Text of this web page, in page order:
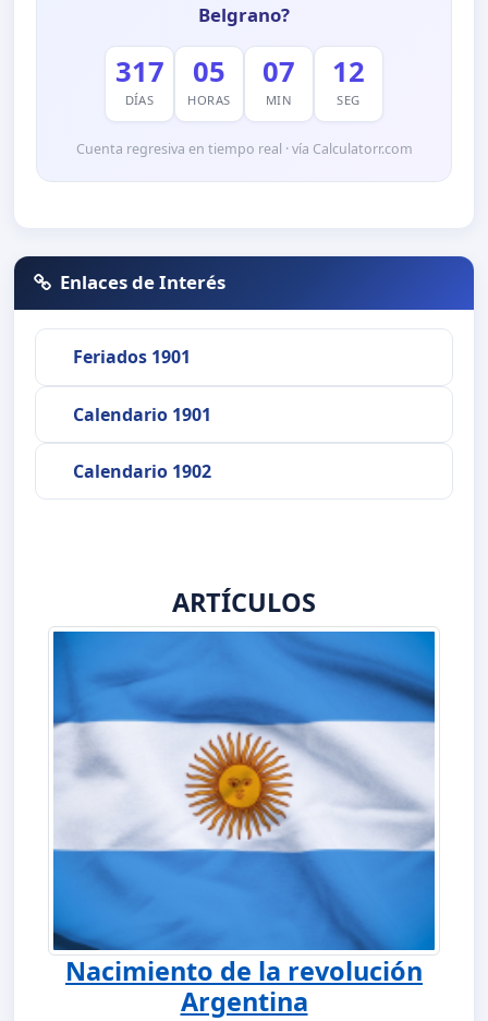
Belgrano?
317
DÍAS
05
HORAS
07
MIN
11
SEG
Cuenta regresiva en tiempo real · vía Calculatorr.com
Enlaces de Interés
Feriados 1901
Calendario 1901
Calendario 1902
ARTÍCULOS
Nacimiento de la revolución
Argentina